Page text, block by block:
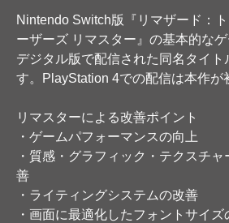
Nintendo Switch版『リマザード：
ーザーズ リマスター』の基本的な
デジタル版で配信された同名タイト
す。PlayStation 4での配信は本作が
リマスターによる改善ポイント
・ゲームパフォーマンスの向上
・質感・グラフィック・テクスチ
善
・ライティングシステムの改善
・画面に最適化したフォントサイズ